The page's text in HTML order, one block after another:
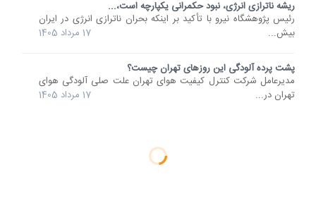
ریشه ناترازی انرژی، نبود حکمرانی یکپارچه است،...
رئیس پژوهشگاه نیرو با تأکید بر اینکه بحران ناترازی انرژی در ایران
بیش...
17 مرداد 1405
پشت پرده آلودگی این روزهای تهران چیست؟
مدیرعامل شرکت کنترل کیفیت هوای تهران علت صلی آلودگی هوای
تهران در...
17 مرداد 1405